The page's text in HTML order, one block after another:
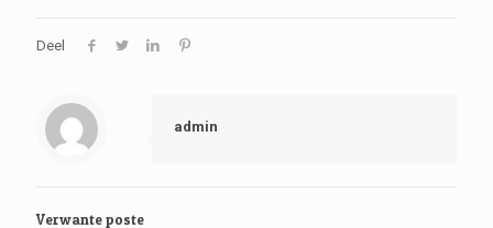
Deel
admin
Verwante poste